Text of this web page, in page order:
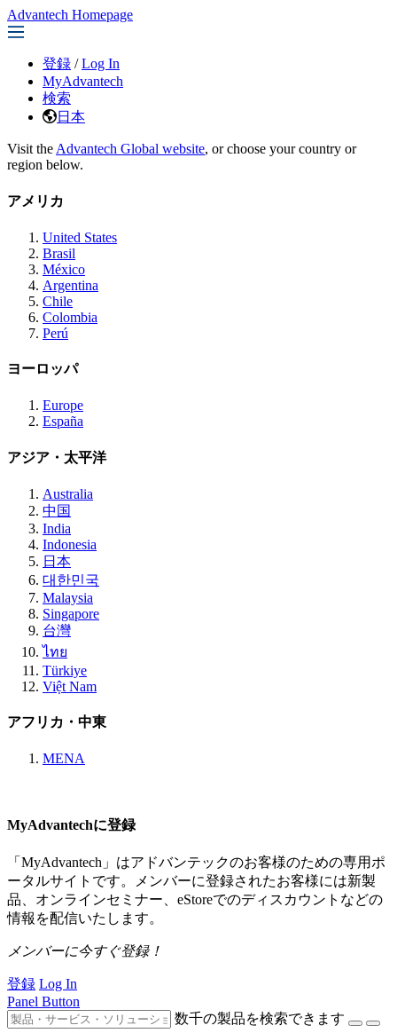
Advantech Homepage
登録 / Log In
MyAdvantech
検索
日本
Visit the Advantech Global website, or choose your country or
region below.
アメリカ
United States
Brasil
México
Argentina
Chile
Colombia
Perú
ヨーロッパ
Europe
España
アジア・太平洋
Australia
中国
India
Indonesia
日本
대한민국
Malaysia
Singapore
台灣
ไทย
Türkiye
Việt Nam
アフリカ・中東
MENA
MyAdvantechに登録
「MyAdvantech」はアドバンテックのお客様のための専用ポ
ータルサイトです。メンバーに登録されたお客様には新製
品、オンラインセミナー、eStoreでのディスカウントなどの
情報を配信いたします。
メンバーに今すぐ登録！
登録 Log In
Panel Button
数千の製品を検索できます